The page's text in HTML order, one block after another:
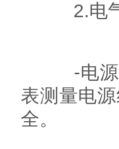
2.电气
-电源连
表测量电
全。